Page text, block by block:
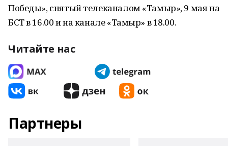
Победы», снятый телеканалом «Тамыр», 9 мая на
БСТ в 16.00 и на канале «Тамыр» в 18.00.
Читайте нас
Партнеры